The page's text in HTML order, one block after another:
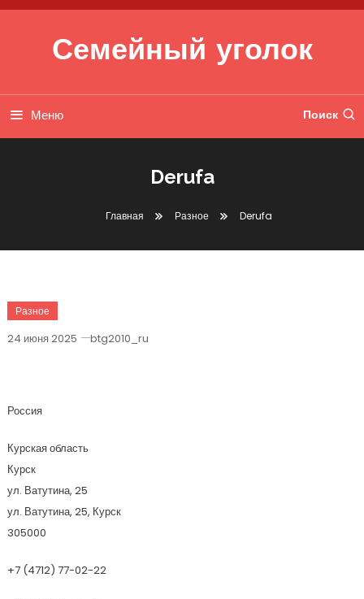
Перейти к содержимому
Семейный уголок
Меню Поиск
Derufa
Главная Разное Derufa
Разное
24 июня 2025 btg2010_ru
Россия
Курская область
Курск
ул. Ватутина, 25
ул. Ватутина, 25, Курск
305000
+7 (4712) 77-02-22